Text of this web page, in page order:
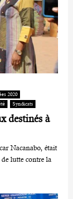
2020
Syndicats
destinés à
Nacanabo, était
lutte contre la